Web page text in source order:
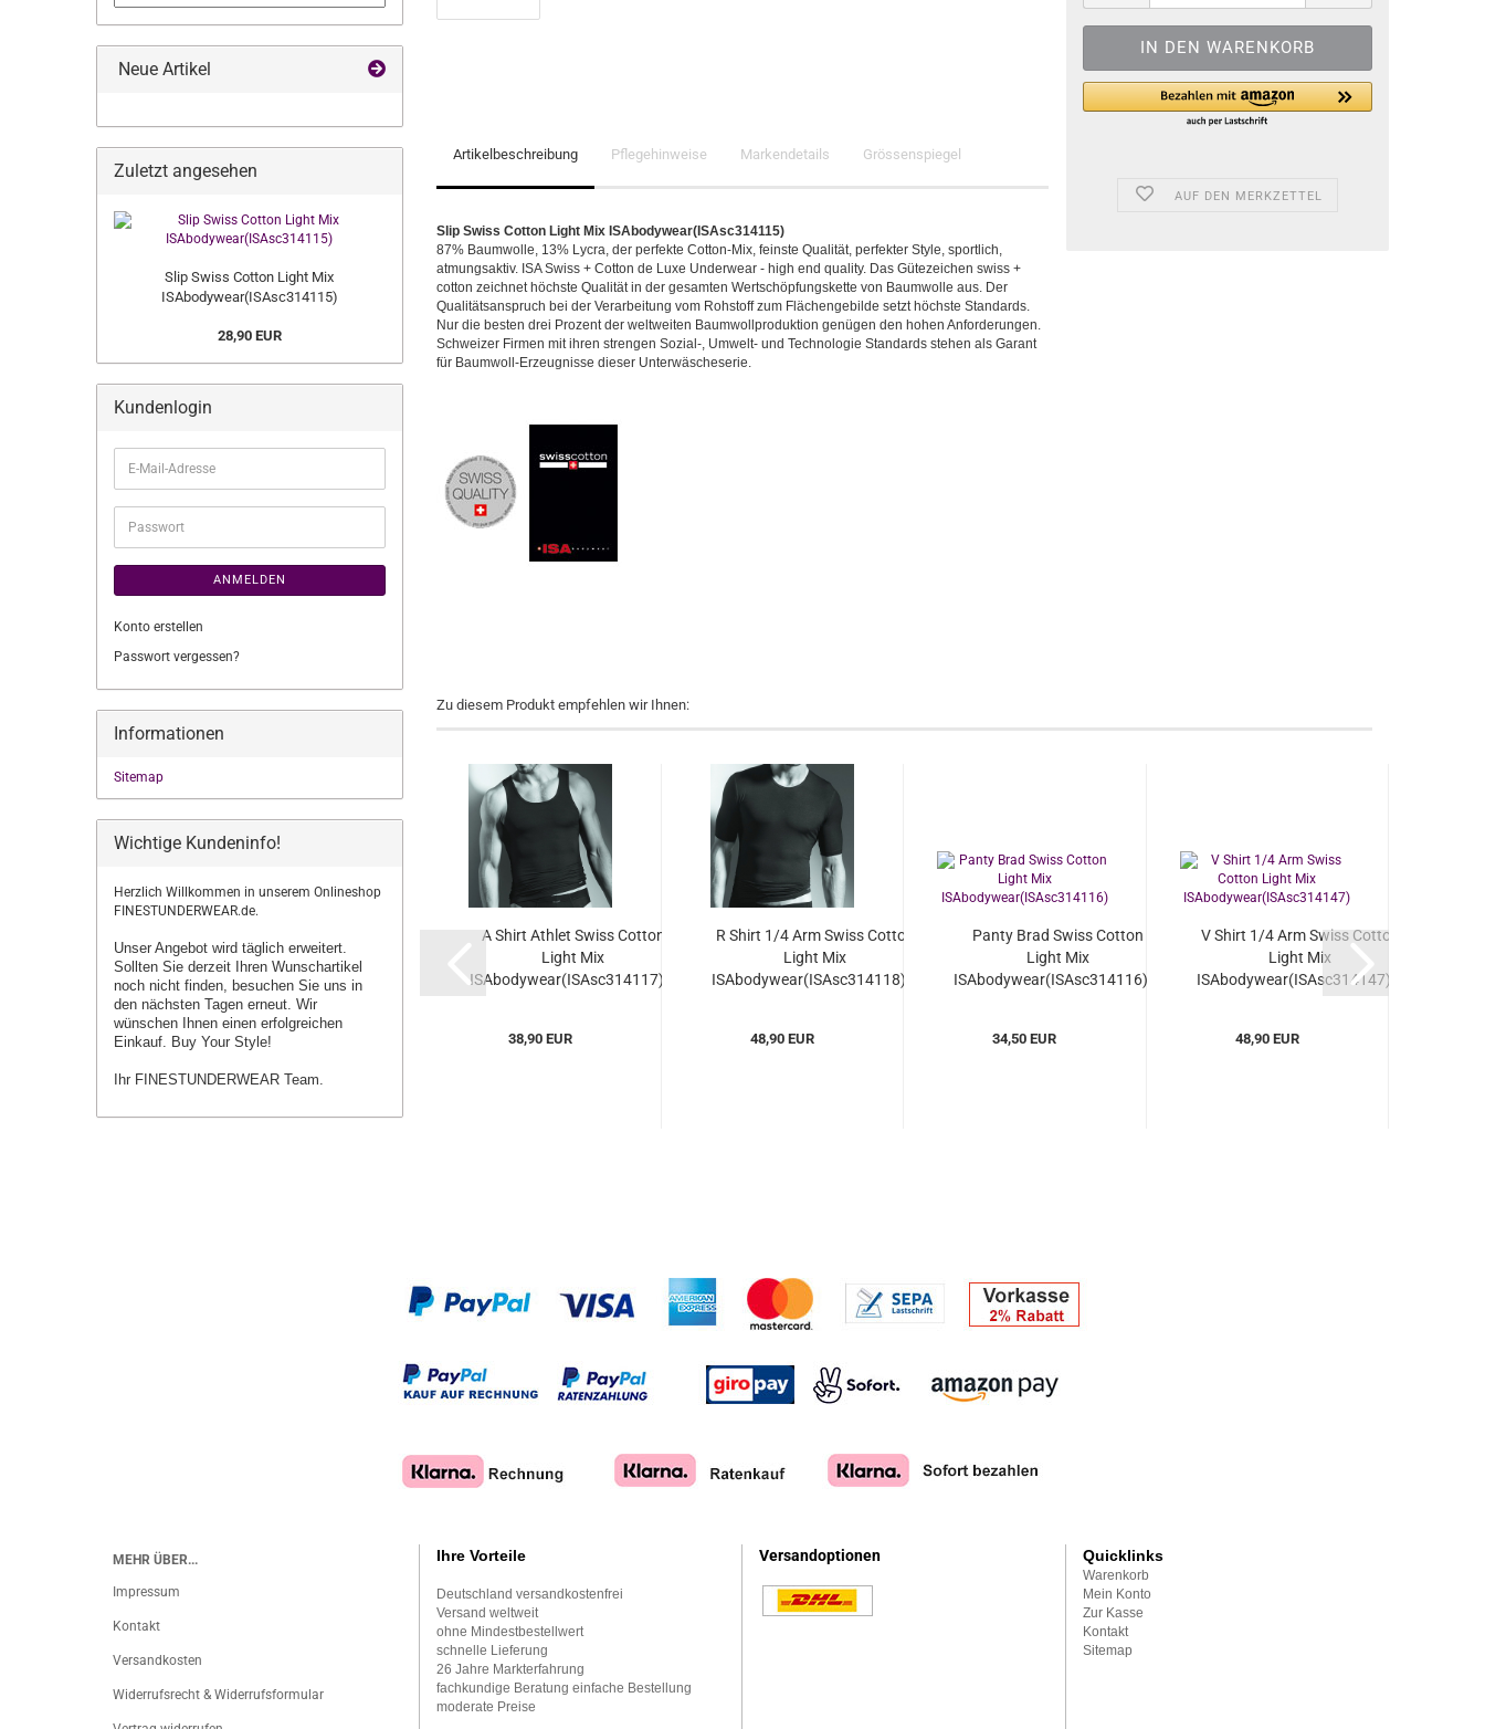
AUF DEN MERKZETTEL
Artikelbeschreibung Pflegehinweise Markendetails Grössenspiegel
Slip Swiss Cotton Light Mix ISAbodywear(ISAsc314115)
87% Baumwolle, 13% Lycra, der perfekte Cotton-Mix, feinste Qualität, perfekter Style, sportlich,
atmungsaktiv. ISA Swiss + Cotton de Luxe Underwear - high end quality. Das Gütezeichen swiss +
cotton zeichnet höchste Qualität in der gesamten Wertschöpfungskette von Baumwolle aus. Der
Qualitätsanspruch bei der Verarbeitung vom Rohstoff zum Flächengebilde setzt höchste Standards.
Nur die besten drei Prozent der weltweiten Baumwollproduktion genügen den hohen Anforderungen.
Schweizer Firmen mit ihren strengen Sozial-, Umwelt- und Technologie Standards stehen als Garant
für Baumwoll-Erzeugnisse dieser Unterwäscheserie.
Zu diesem Produkt empfehlen wir Ihnen:
A Shirt Athlet Swiss Cotton
Light Mix
ISAbodywear(ISAsc314117)...
38,90 EUR
R Shirt 1/4 Arm Swiss Cotton
Light Mix
ISAbodywear(ISAsc314118)...
48,90 EUR
Panty Brad Swiss Cotton
Light Mix
ISAbodywear(ISAsc314116)...
34,50 EUR
V Shirt 1/4 Arm Swiss Cotton
Light Mix
ISAbodywear(ISAsc314147)...
48,90 EUR
Neue Artikel
Zuletzt angesehen
Slip Swiss Cotton Light Mix
ISAbodywear(ISAsc314115)
28,90 EUR
Kundenlogin
E-
Mail-
Adresse
Passwort
ANMELDEN
Konto erstellen
Passwort vergessen?
Informationen
Sitemap
Wichtige Kundeninfo!
Herzlich Willkommen in unserem Onlineshop
FINESTUNDERWEAR.de.
Unser Angebot wird täglich erweitert.
Sollten Sie derzeit Ihren Wunschartikel
noch nicht finden, besuchen Sie uns in
den nächsten Tagen erneut. Wir
wünschen Ihnen einen erfolgreichen
Einkauf. Buy Your Style!
Ihr FINESTUNDERWEAR Team.
MEHR ÜBER...
Impressum
Kontakt
Versandkosten
Widerrufsrecht & Widerrufsformular
Ihre Vorteile
Deutschland versandkostenfrei
Versand weltweit
ohne Mindestbestellwert
schnelle Lieferung
26 Jahre Markterfahrung
fachkundige Beratung einfache Bestellung
moderate Preise
Versandoptionen Quicklinks
Warenkorb
Mein Konto
Zur Kasse
Kontakt
Sitemap